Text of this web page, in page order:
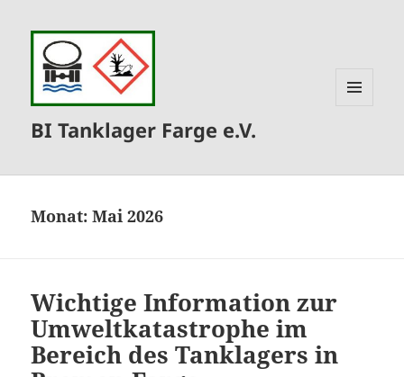
BI Tanklager Farge e.V.
Monat:Mai 2026
Wichtige Information zur
Umweltkatastrophe im
Bereich des Tanklagers in